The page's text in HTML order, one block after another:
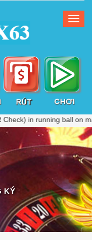
ball on match
KÝ